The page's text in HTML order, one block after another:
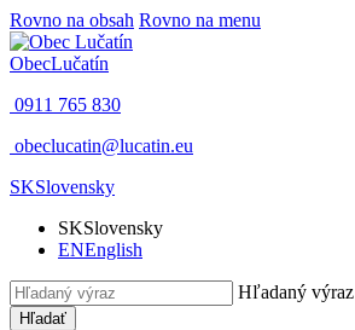
Rovno na obsah Rovno na menu
ObecLučatín
0911 765 830
obeclucatin@lucatin.eu
SKSlovensky
SKSlovensky
ENEnglish
Hľadaný výraz
Hľadať